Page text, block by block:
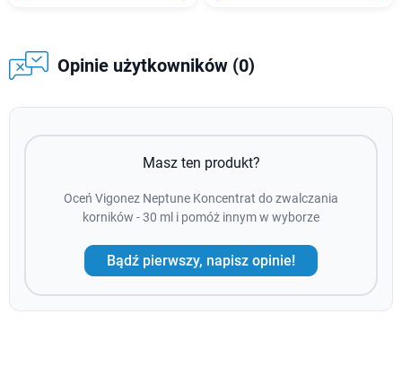
Opinie użytkowników (0)
Masz ten produkt?
Oceń Vigonez Neptune Koncentrat do zwalczania
korników - 30 ml i pomóż innym w wyborze
Bądź pierwszy, napisz opinie!